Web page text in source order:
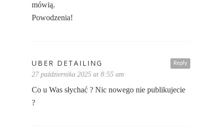
mówią.
Powodzenia!
Reply
UBER DETAILING
27 października 2025 at 8:55 am
Co u Was słychać ? Nic nowego nie publikujecie
?